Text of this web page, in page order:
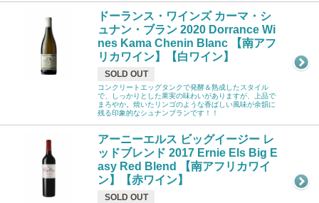
ドーランス・ワインズ カーマ・シ
ュナン・ブラン 2020 Dorrance Wi
nes Kama Chenin Blanc 【南アフ
リカワイン】【白ワイン】
SOLD OUT
コンクリートエッグタンクで発酵＆熟成したスタイル
で、しっかりとした果実の味わいがありますが、上品で
まろやか。焼いたリンゴのような香ばしい風味が余韻に
残る印象的なシュナンブランです！！
アーニーエルス ビッグイージー レ
ッドブレンド 2017 Ernie Els Big E
asy Red Blend 【南アフリカワイ
ン】【赤ワイン】
SOLD OUT